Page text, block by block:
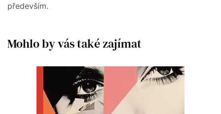
především.
Mohlo by vás také zajímat